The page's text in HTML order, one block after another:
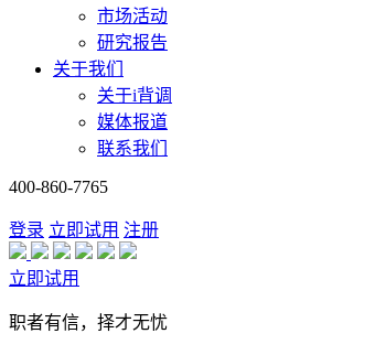
市场活动
研究报告
关于我们
关于i背调
媒体报道
联系我们
400-860-7765
登录 立即试用 注册
立即试用
职者有信，择才无忧